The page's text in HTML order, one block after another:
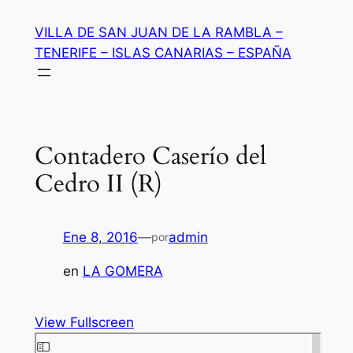
contenido
VILLA DE SAN JUAN DE LA RAMBLA –
TENERIFE – ISLAS CANARIAS – ESPAÑA
Contadero Caserío del
Cedro II (R)
Ene 8, 2016—poradmin
en LA GOMERA
View Fullscreen
Saltar